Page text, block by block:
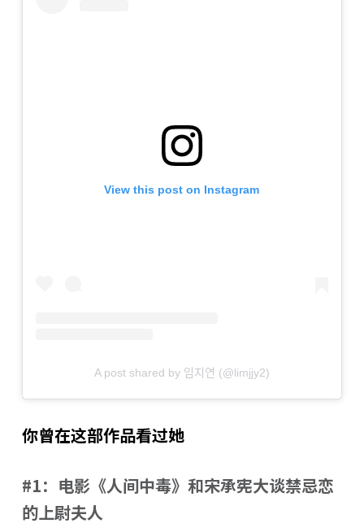
View this post on Instagram
A post shared by 임지연 (@limjjy2)
你曾在这部作品看过她
#1：电影《人间中毒》和宋承宪大谈禁忌恋
的上尉夫人